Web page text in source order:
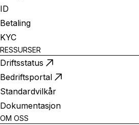
ID
Betaling
KYC
RESSURSER
Driftsstatus
Bedriftsportal
Standardvilkår
Dokumentasjon
OM OSS